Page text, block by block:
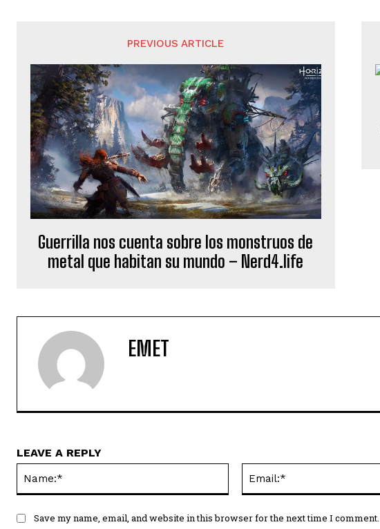
PREVIOUS ARTICLE
Guerrilla nos cuenta sobre los monstruos de
metal que habitan su mundo – Nerd4.life
EMET
LEAVE A REPLY
Save my name, email, and website in this browser for the next time I comment.